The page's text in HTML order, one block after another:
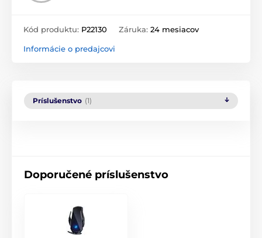
Kód produktu: P22130 Záruka: 24 mesiacov
Informácie o predajcovi
Príslušenstvo (1)
Doporučené príslušenstvo